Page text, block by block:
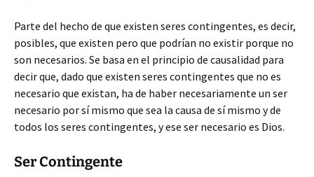
Parte del hecho de que existen seres contingentes, es decir,
posibles, que existen pero que podrían no existir porque no
son necesarios. Se basa en el principio de causalidad para
decir que, dado que existen seres contingentes que no es
necesario que existan, ha de haber necesariamente un ser
necesario por sí mismo que sea la causa de sí mismo y de
todos los seres contingentes, y ese ser necesario es Dios.
Ser Contingente